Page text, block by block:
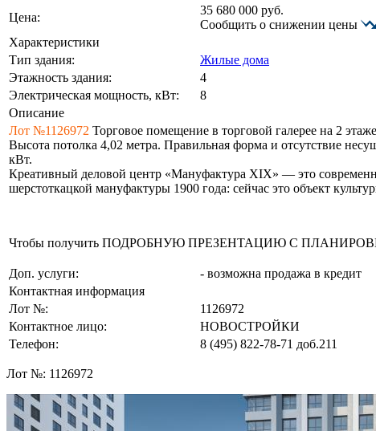
Цена:
35 680 000 руб.
Сообщить о снижении цены
Характеристики
Тип здания:
Жилые дома
Этажность здания:
4
Электрическая мощность, кВт:
8
Описание
Лот №1126972 Торговое помещение в торговой галерее на 2
Высота потолка 4,02 метра. Правильная форма и отсутствие
кВт.
Креативный деловой центр «Мануфактура XIX» — это
шерстоткацкой мануфактуры 1900 года: сейчас это объект
Чтобы получить ПОДРОБНУЮ ПРЕЗЕНТАЦИЮ С ПЛАНИРОВКОЙ
Доп. услуги:
- возможна продажа в кредит
Контактная информация
Лот №:
1126972
Контактное лицо:
НОВОСТРОЙКИ
Телефон:
8 (495) 822-78-71 доб.211
Лот №: 1126972